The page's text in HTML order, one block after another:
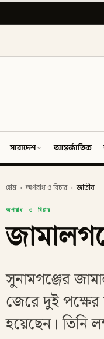
সারাদেশ আন্তর্জাতিক
হোম › অপরাধ ও বিচার › জাতীয়
অপরাধ ও বিচার
সুনামগঞ্জের
জেরে দুই
হয়েছেন। তিনি